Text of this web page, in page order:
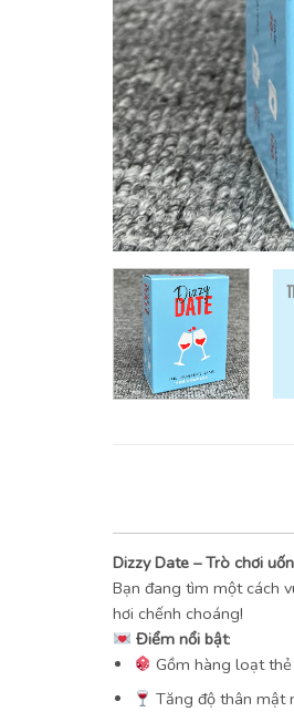
Dizzy Date – Trò chơi
Bạn đang tìm một cách
hơi chếnh choáng!
Điểm nổi bật:
Gồm hàng loạt
Tăng độ thân mật